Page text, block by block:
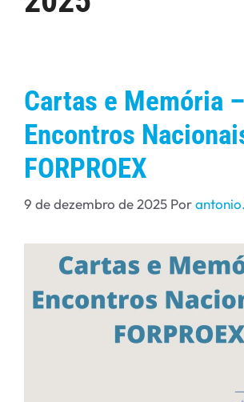
Cartas e Memória –
Encontros
FORPROEX
9 de dezembro de 2025 Por